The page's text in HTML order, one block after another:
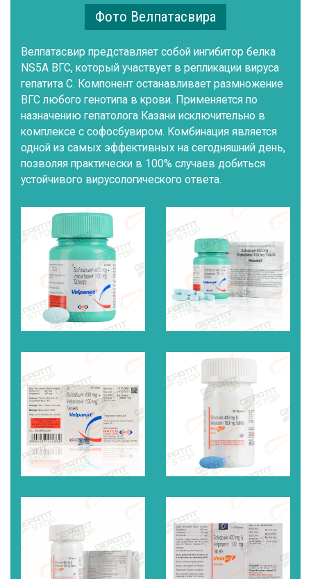
Фото Велпатасвира
Велпатасвир представляет собой ингибитор белка
NS5A ВГС, который участвует в репликации вируса
гепатита С. Компонент останавливает размножение
ВГС любого генотипа в крови. Применяется по
назначению гепатолога Казани исключительно в
комплексе с софосбувиром. Комбинация является
одной из самых эффективных на сегодняшний день,
позволяя практически в 100% случаев добиться
устойчивого вирусологического ответа.